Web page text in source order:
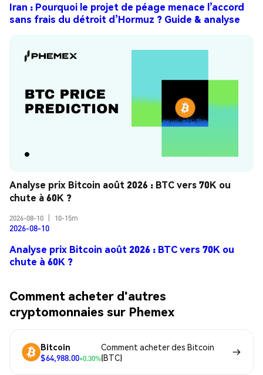
Iran : Pourquoi le projet de péage menace l’accord
sans frais du détroit d’Hormuz ? Guide & analyse
Analyse prix Bitcoin août 2026 : BTC vers 70K ou
chute à 60K ?
2026-08-10 10-15m
2026-08-10
Analyse prix Bitcoin août 2026 : BTC vers 70K ou
chute à 60K ?
Comment acheter d'autres
cryptomonnaies sur Phemex
Bitcoin
$64,988.00+0.30%
Comment acheter des Bitcoin
(BTC)